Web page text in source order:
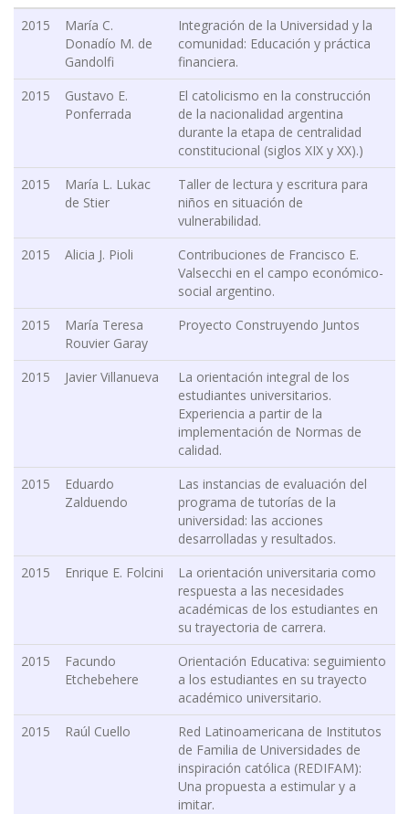
2015
María C.
Donadío M. de
Gandolfi
Integración de la Universidad y la
comunidad: Educación y práctica
financiera.
2015
Gustavo E.
Ponferrada
El catolicismo en la construcción
de la nacionalidad argentina
durante la etapa de centralidad
constitucional (siglos XIX y XX).)
2015
María L. Lukac
de Stier
Taller de lectura y escritura para
niños en situación de
vulnerabilidad.
2015
Alicia J. Pioli
Contribuciones de Francisco E.
Valsecchi en el campo económico-
social argentino.
2015
María Teresa
Rouvier Garay
Proyecto Construyendo Juntos
2015 Javier Villanueva
La orientación integral de los
estudiantes universitarios.
Experiencia a partir de la
implementación de Normas de
calidad.
2015
Eduardo
Zalduendo
Las instancias de evaluación del
programa de tutorías de la
universidad: las acciones
desarrolladas y resultados.
2015
Enrique E. Folcini
La orientación universitaria como
respuesta a las necesidades
académicas de los estudiantes en
su trayectoria de carrera.
2015
Facundo
Etchebehere
Orientación Educativa: seguimiento
a los estudiantes en su trayecto
académico universitario.
2015
Raúl Cuello
Red Latinoamericana de Institutos
de Familia de Universidades de
inspiración católica (REDIFAM):
Una propuesta a estimular y a
imitar.